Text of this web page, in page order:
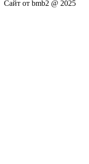
Сайт от bmb2 @ 2025